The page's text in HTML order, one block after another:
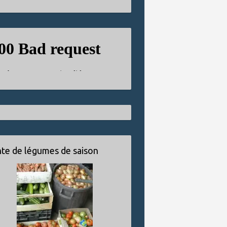
de légumes de saison